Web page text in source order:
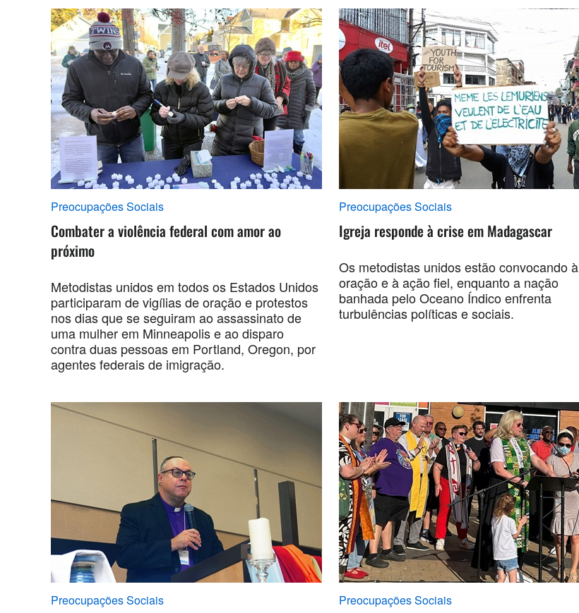
Preocupações Sociais
Combater a violência federal com amor ao
próximo
Metodistas unidos em todos os Estados Unidos
participaram de vigílias de oração e protestos
nos dias que se seguiram ao assassinato de
uma mulher em Minneapolis e ao disparo
contra duas pessoas em Portland, Oregon, por
agentes federais de imigração.
Preocupações Sociais
Igreja responde à crise em Madagascar
Os metodistas unidos estão convocando à
oração e à ação fiel, enquanto a nação
banhada pelo Oceano Índico enfrenta
turbulências políticas e sociais.
Preocupações Sociais Preocupações Sociais